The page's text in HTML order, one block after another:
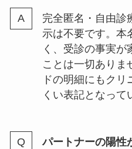
完全匿名・自由診
示は不要です。本
く、受診の事実が
ことは一切ありま
ドの明細にもク
くい表記となって
パートナーの陽性